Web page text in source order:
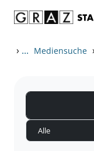
› ... Mediensuche ›